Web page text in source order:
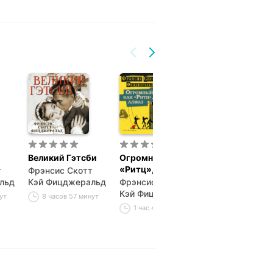
Великий Гэтсби
Фрэнсис Скотт
Кэй Фицджеральд
8 часов 57 минут
Огромный, как
«Ритц», алмаз
Фрэнсис Скотт
Кэй Фицджеральд
1 час 42 минуты